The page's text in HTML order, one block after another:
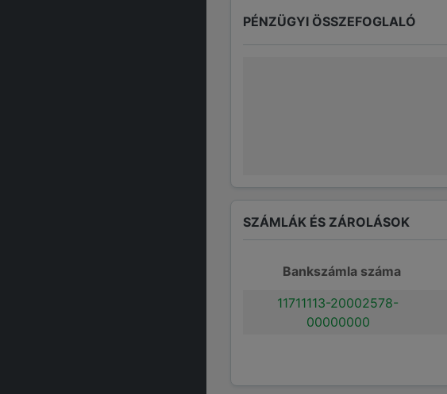
PÉNZÜGYI ÖSSZEFOGLALÓ
SZÁMLÁK ÉS ZÁROLÁSOK
Bankszámla száma
11711113-20002578-
00000000